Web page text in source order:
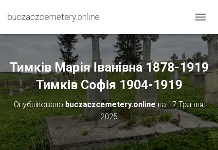
buczaczcemetery.online
Е
Е
М
К
Н
У
Т
И
Н
А
В
І
Тимків Марія Іванівна 1878-1919
Тимків Софія 1904-1919
Опублікованоbuczaczcemetery.onlineна17 Травня,
2025